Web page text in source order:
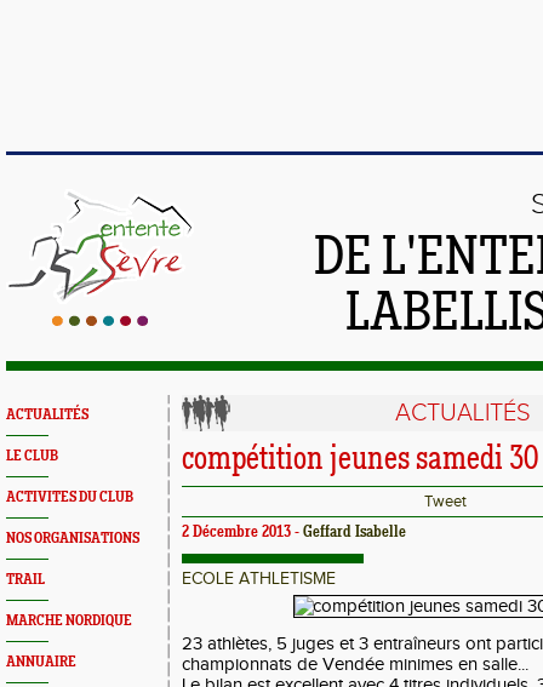
DE
ACTUALITÉS
LE CLUB
ACTIVITES DU CLUB
NOS ORGANISATIONS
TRAIL
MARCHE NORDIQUE
ANNUAIRE
ACTUALITÉS
compétition jeunes samedi
Tweet
2 Décembre 2013 - Geffard Isabelle
ECOLE ATHLETISME
23 athlètes, 5 juges et 3 entraîneurs ont
championnats de Vendée minimes en salle...